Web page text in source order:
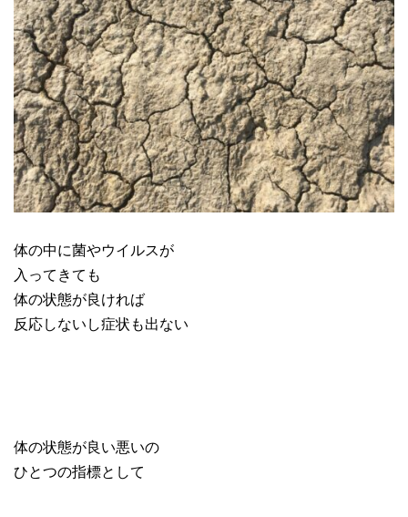
体の中に菌やウイルスが
入ってきても
体の状態が良ければ
反応しないし症状も出ない
体の状態が良い悪いの
ひとつの指標として